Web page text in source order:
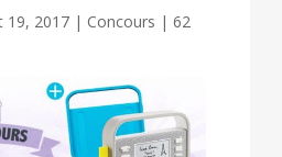
19, 2017| Concours | 62